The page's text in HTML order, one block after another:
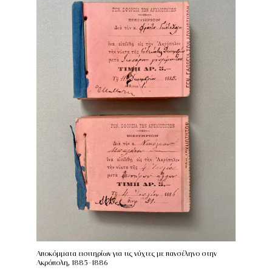
Αποκόμματα εισιτηρίων για τις νύχτες με πανσέληνο στην
Ακρόπολη, 1885-1886